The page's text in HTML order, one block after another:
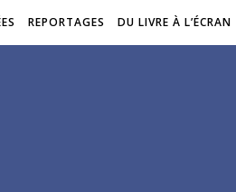
REPORTAGES DU LIVRE À L’ÉCRAN